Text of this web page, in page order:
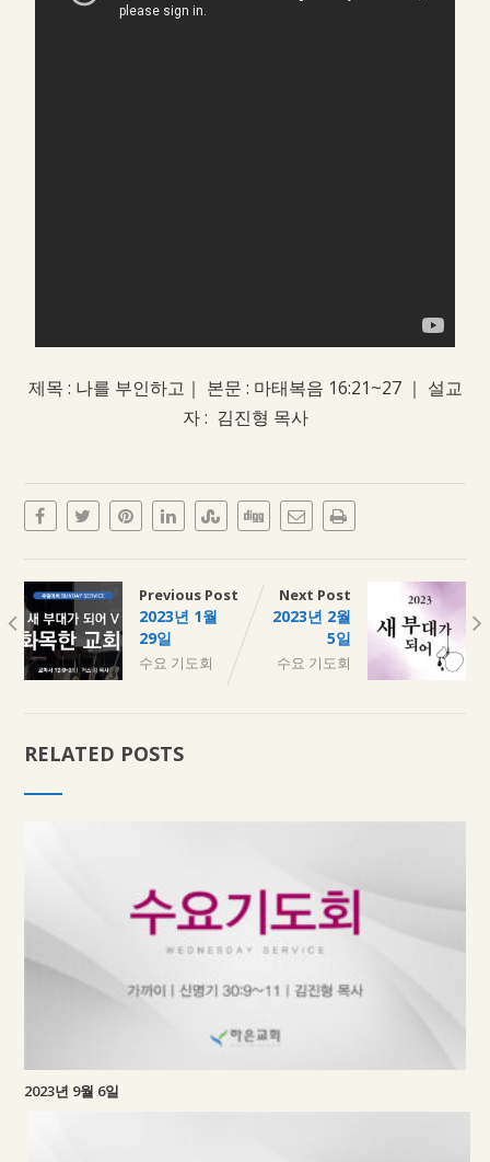
제목 : 나를 부인하고｜ 본문 : 마태복음 16:21~27 ｜ 설교
자 : 김진형 목사
Previous Post
2023년 1월
29일
수요 기도회
Next Post
2023년 2월
5일
수요 기도회
RELATED POSTS
2023년 9월 6일